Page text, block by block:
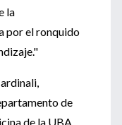
la
por el ronquido
de
de la UBA,